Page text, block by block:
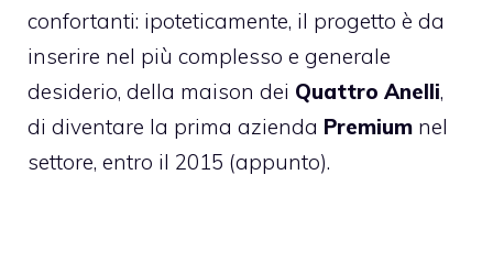
confortanti: ipoteticamente, il progetto è da
inserire nel più complesso e generale
desiderio, della maison dei Quattro Anelli,
di diventare la prima azienda Premium nel
settore, entro il 2015 (appunto).